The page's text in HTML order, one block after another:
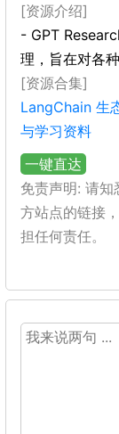
[资源介绍]
- GPT
理，旨在对各
[资源合集]
LangChain 生
与学习资料
一键直达
免责声明: 请知
方站点的链接
担任何责任。